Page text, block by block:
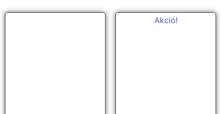
Akció!